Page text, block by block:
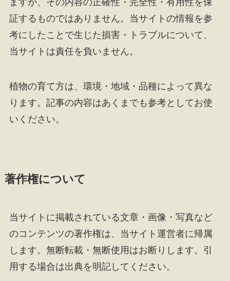
ますが、その内容の正確性・完全性・有用性を保
証するものではありません。当サイトの情報を参
考にしたことで生じた損害・トラブルについて、
当サイトは責任を負いません。
植物の育て方は、環境・地域・品種によって異な
ります。記事の内容はあくまでも参考としてお使
いください。
著作権について
当サイトに掲載されている文章・画像・写真など
のコンテンツの著作権は、当サイト運営者に帰属
します。無断転載・無断使用はお断りします。引
用する場合は出典を明記してください。